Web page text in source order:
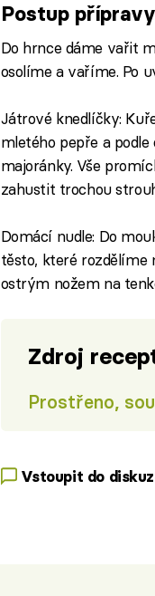
Postup přípravy
Do hrnce dáme vařit
osolíme a vaříme. Po
Játrové knedlíčky:
mletého pepře a
majoránky. Vše
zahustit trochou
Domácí nudle: Do
těsto, které rozdělíme
ostrým nožem na
Zdroj
Prostřeno,
Vstoupit do